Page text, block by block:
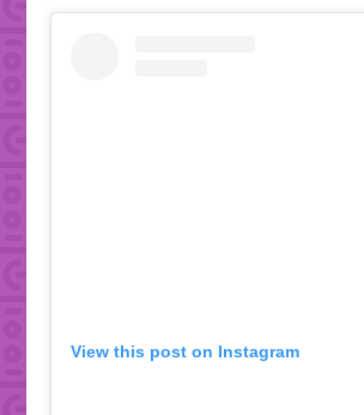
View this post on Instagram